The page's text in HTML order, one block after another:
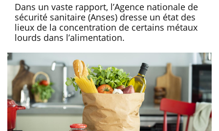
Dans un vaste rapport, l’Agence nationale de
sécurité sanitaire (Anses) dresse un état des
lieux de la concentration de certains métaux
lourds dans l’alimentation.